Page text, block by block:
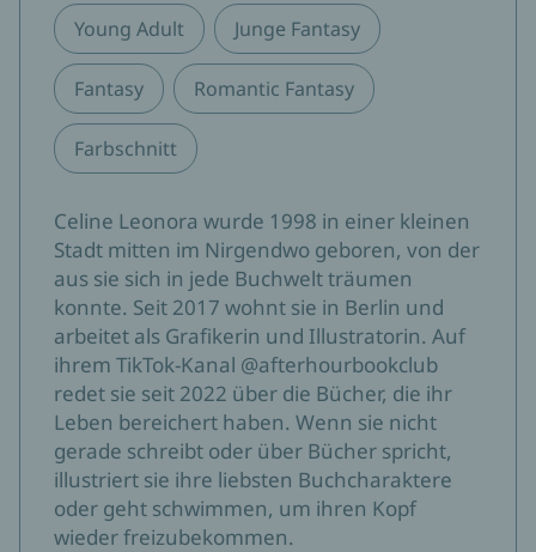
Young Adult Junge Fantasy
Fantasy Romantic Fantasy
Farbschnitt
Celine Leonora wurde 1998 in einer kleinen
Stadt mitten im Nirgendwo geboren, von der
aus sie sich in jede Buchwelt träumen
konnte. Seit 2017 wohnt sie in Berlin und
arbeitet als Grafikerin und Illustratorin. Auf
ihrem TikTok-Kanal @afterhourbookclub
redet sie seit 2022 über die Bücher, die ihr
Leben bereichert haben. Wenn sie nicht
gerade schreibt oder über Bücher spricht,
illustriert sie ihre liebsten Buchcharaktere
oder geht schwimmen, um ihren Kopf
wieder freizubekommen.